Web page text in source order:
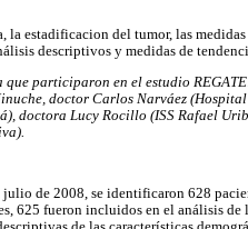
la estadificacion del tumor, las
descriptivos y medidas de
que participaron en el estudio
doctor Carlos Narváez
doctora Lucy Rocillo (ISS Rafael
julio de 2008, se identificaron 628
625 fueron incluidos en el análisis